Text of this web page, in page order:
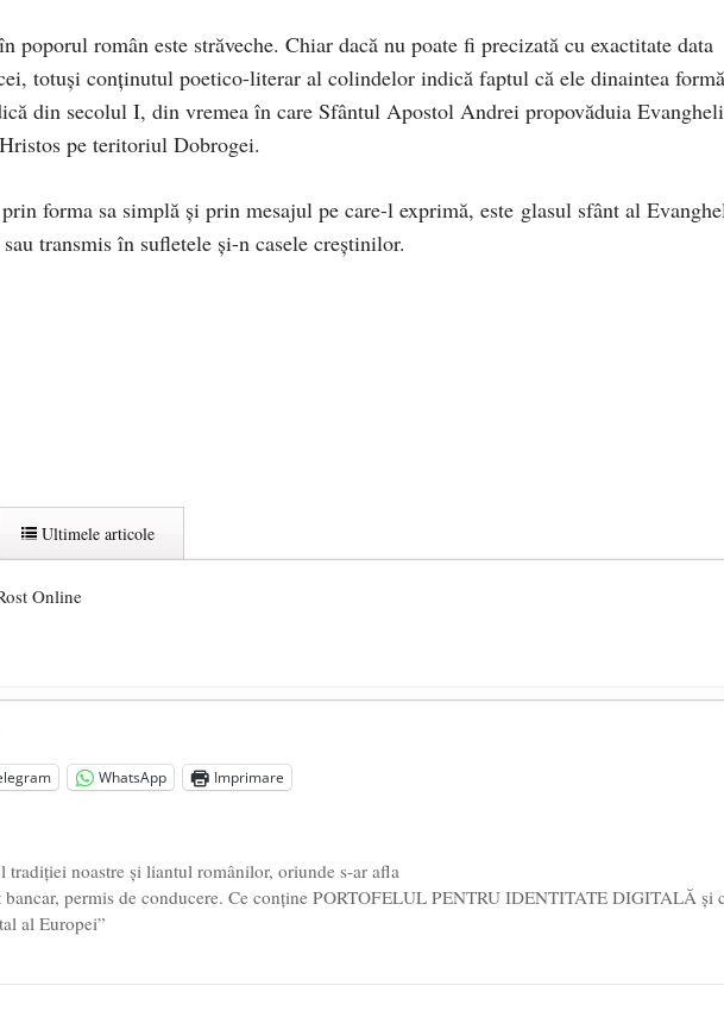
poporul român este străveche. Chiar dacă nu poate fi precizată cu exactitate data
totuşi conţinutul poetico-literar al colindelor indică faptul că ele dinaintea
din secolul I, din vremea în care Sfântul Apostol Andrei propovăduia
pe teritoriul Dobrogei.
forma sa simplă şi prin mesajul pe care-l exprimă, este glasul sfânt al
transmis în sufletele şi-n casele creştinilor.
Ultimele articole
Online
despre președintele Ucrainei, Volodymyr Zelensky
Națiunea - 21 aprilie 2026
produce efecte. Bustul poetului Octavian Goga, înlăturat din Iași
WhatsApp Imprimare
tradiției noastre și liantul românilor, oriunde s-ar afla
bancar, permis de conducere. Ce conține PORTOFELUL PENTRU IDENTITATE DIGITALĂ și
al Europei”